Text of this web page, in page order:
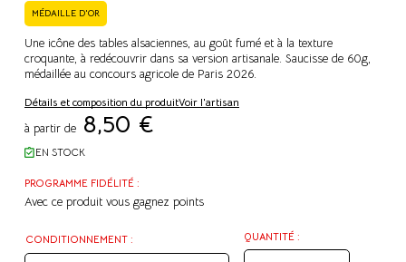
(25 avis)
MÉDAILLE D'OR
Une icône des tables alsaciennes, au goût fumé et à la texture
croquante, à redécouvrir dans sa version artisanale. Saucisse de 60g,
médaillée au concours agricole de Paris 2026.
Détails et composition du produitVoir l'artisan
à partir de 8,50 €
EN STOCK
PROGRAMME FIDÉLITÉ :
Avec ce produit vous gagnez points
CONDITIONNEMENT : QUANTITÉ :